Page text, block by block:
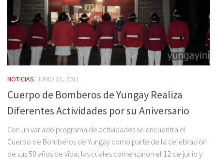
NOTICIAS JUNIO 15, 2011
Cuerpo de Bomberos de Yungay Realiza
Diferentes Actividades por su Aniversario
Con un variado programa de actividades se encuentra el
Cuerpo de Bomberos de Yungay como parte de la celebración
de sus 50 años de vida, las cuales comenzaron el 12 de junio y